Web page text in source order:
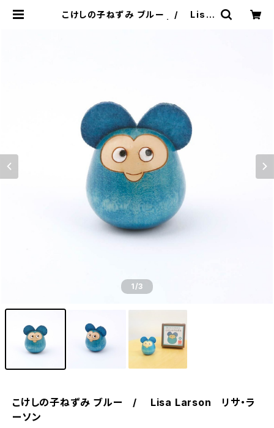
こけしの子ねずみ ブルー / Lisa
1/3
こけしの子ねずみ ブルー / Lisa Larson リサ・ラ
ーソン